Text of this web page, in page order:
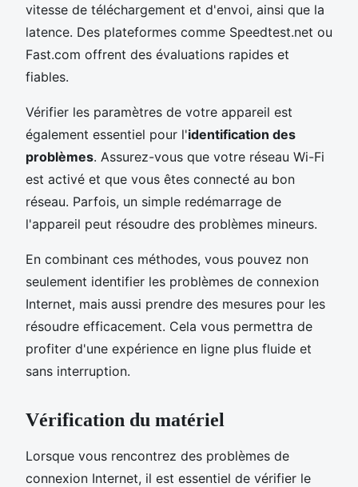
vitesse de téléchargement et d'envoi, ainsi que la
latence. Des plateformes comme Speedtest.net ou
Fast.com offrent des évaluations rapides et
fiables.
Vérifier les paramètres de votre appareil est
également essentiel pour l'identification des
problèmes. Assurez-vous que votre réseau Wi-Fi
est activé et que vous êtes connecté au bon
réseau. Parfois, un simple redémarrage de
l'appareil peut résoudre des problèmes mineurs.
En combinant ces méthodes, vous pouvez non
seulement identifier les problèmes de connexion
Internet, mais aussi prendre des mesures pour les
résoudre efficacement. Cela vous permettra de
profiter d'une expérience en ligne plus fluide et
sans interruption.
Vérification du matériel
Lorsque vous rencontrez des problèmes de
connexion Internet, il est essentiel de vérifier le